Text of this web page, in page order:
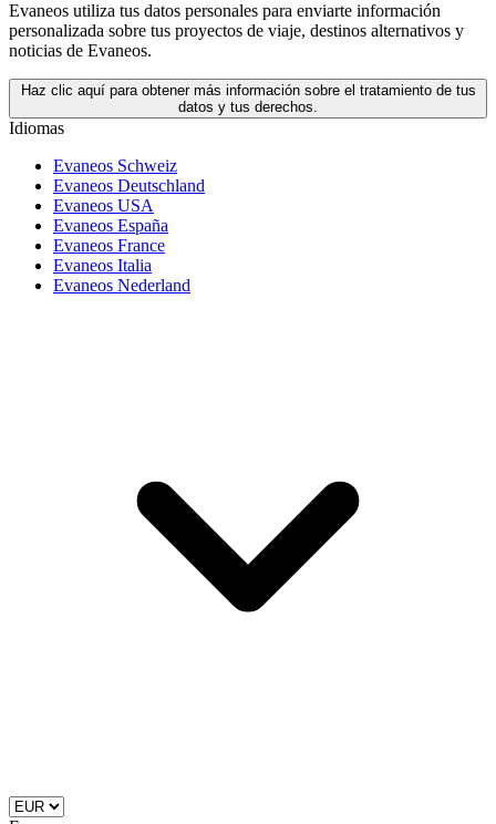
Evaneos utiliza tus datos personales para enviarte información
personalizada sobre tus proyectos de viaje, destinos alternativos y
noticias de Evaneos.
Haz clic aquí para obtener más información sobre el tratamiento de tus
datos y tus derechos.
Idiomas
Evaneos Schweiz
Evaneos Deutschland
Evaneos USA
Evaneos España
Evaneos France
Evaneos Italia
Evaneos Nederland